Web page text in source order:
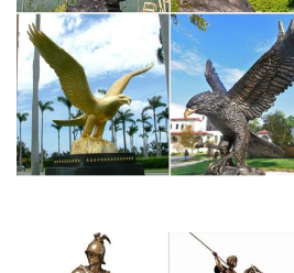
зарожден этот удивительный жанр
искусства.Краткое описание: Клоун –
вечного веселья и радости.
Статуэтки Собак. Бронзовая
Выбор бронзовых статуэток в виде
магазине впечатляющий. Каждый
по вкусу и цене. Купить фигурку
Редкие фарфоровые статуэтки СССР